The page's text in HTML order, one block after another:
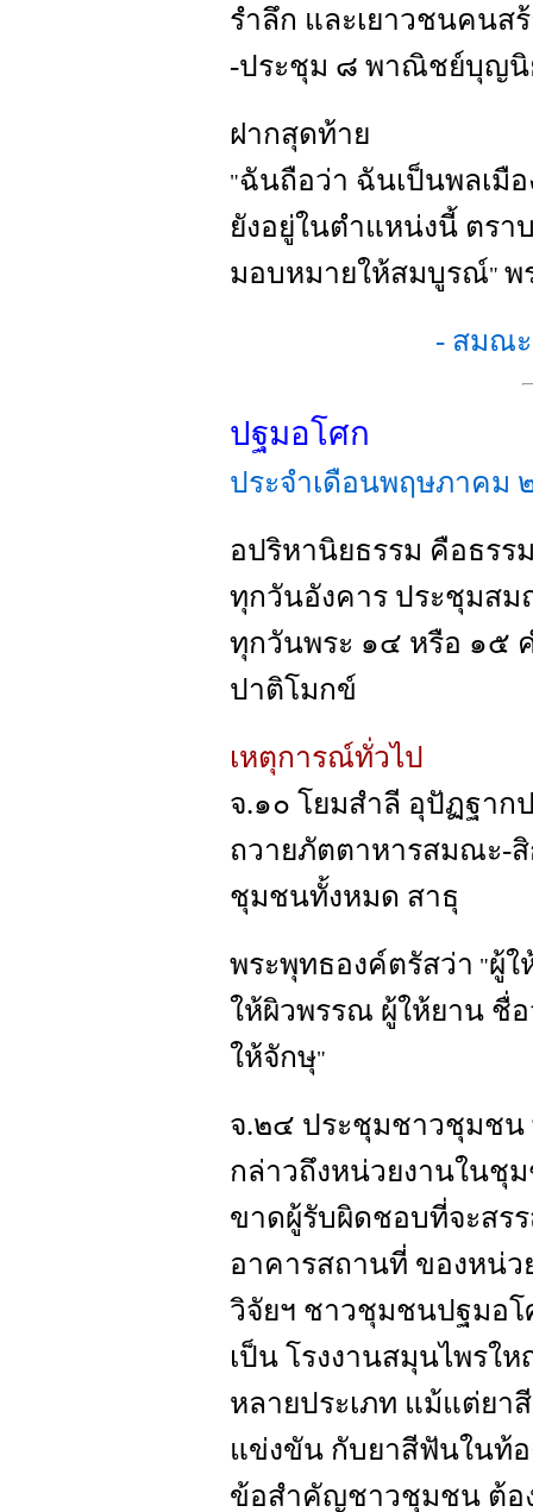
รำลึก และเยาวชนคนส
-ประชุม ๘ พาณิชย์บุญ
ฝากสุดท้าย
"ฉันถือว่า ฉันเป็นพลเมื
ยังอยู่ในตำแหน่งนี้ ตร
มอบหมายให้สมบูรณ์" พ
- สมณ
ปฐมอโศก
ประจำเดือนพฤษภาคม
อปริหานิยธรรม คือธรร
ทุกวันอังคาร ประชุมส
ทุกวันพระ ๑๔ หรือ ๑๕
ปาติโมกข์
เหตุการณ์ทั่วไป
จ.๑๐ โยมสำลี อุปัฏฐา
ถวายภัตตาหารสมณะ-
ชุมชนทั้งหมด สาธุ
พระพุทธองค์ตรัสว่า "ผู้ใ
ให้ผิวพรรณ ผู้ให้ยาน ชื่
ให้จักษุ"
จ.๒๔ ประชุมชาวชุมชน
กล่าวถึงหน่วยงานในชุ
ขาดผู้รับผิดชอบที่จะสร
อาคารสถานที่ ของหน่ว
วิจัยฯ ชาวชุมชนปฐมอโ
เป็น โรงงานสมุนไพรใ
หลายประเภท แม้แต่ย
แข่งขัน กับยาสีฟันในท้
ข้อสำคัญชาวชุมชน ต้อ